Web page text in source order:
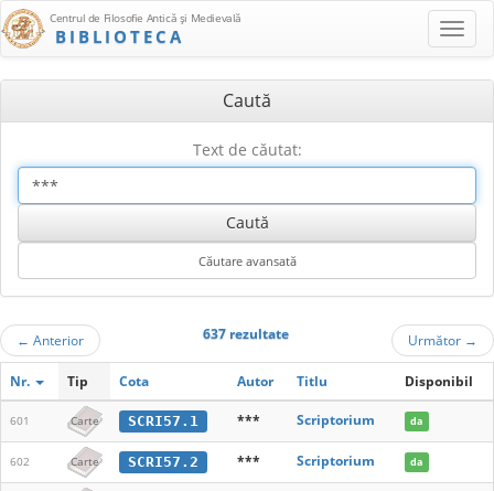
Centrul de Filosofie Antică şi Medievală
BIBLIOTECA
Caută
Text de căutat:
← Anterior 637 rezultate Următor →
Nr. Tip Cota Autor Titlu Disponibil
601 Carte SCRI57.1 *** Scriptorium da
602 Carte SCRI57.2 *** Scriptorium da